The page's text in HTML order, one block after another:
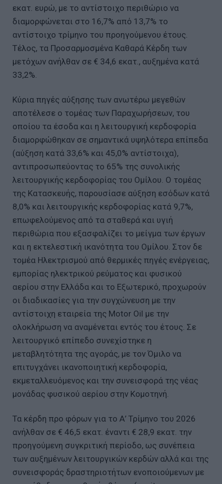
εκατ. ευρώ, με το αντίστοιχο περιθώριο να
διαμορφώνεται στο 16,7% από 13,7% το
αντίστοιχο τρίμηνο του προηγούμενου έτους.
Τέλος, τα Προσαρμοσμένα Καθαρά Κέρδη των
μετόχων ανήλθαν σε € 34,6 εκατ., αυξημένα κατά
33,2%.
Κύρια πηγές αύξησης των ανωτέρω μεγεθών
αποτέλεσε ο τομέας των Παραχωρήσεων, του
οποίου τα έσοδα και η λειτουργική κερδοφορία
διαμορφώθηκαν σε σημαντικά υψηλότερα επίπεδα
(αύξηση κατά 33,6% και 45,0% αντίστοιχα),
αντιπροσωπεύοντας το 65% της συνολικής
λειτουργικής κερδοφορίας του Ομίλου. Ο τομέας
της Κατασκευής, παρουσίασε αύξηση εσόδων κατά
8,0% και λειτουργικής κερδοφορίας κατά 9,7%,
επωφελούμενος από τα σταθερά και υγιή
περιθώρια που εξασφαλίζει το μείγμα των έργων
και η εκτελεστική ικανότητα του Ομίλου. Στον δε
τομέα Ηλεκτρισμού από θερμικές πηγές ενέργειας,
εμπορίας ηλεκτρικού ρεύματος και φυσικού
αερίου στην Ελλάδα και το Εξωτερικό, προχωρούν
οι διαδικασίες για την συγχώνευση με την
αντίστοιχη εταιρεία της Motor Oil με την
ολοκλήρωση να αναμένεται εντός του έτους. Σε
λειτουργικό επίπεδο συνεχίστηκε η
μεταβλητότητα της αγοράς, με τον Όμιλο να
επιτυγχάνει ικανοποιητική κερδοφορία,
εκμεταλλευόμενος και την συνεισφορά της νέας
μονάδας φυσικού αερίου στην Κομοτηνή.
Τα κέρδη προ φόρων για το Α’ Τρίμηνο του 2026
ανήλθαν σε € 46,5 εκατ. έναντι € 28,9 εκατ. την
προηγούμενη συγκριτική περίοδο, ως συνέπεια
των αυξημένων λειτουργικών κερδών αλλά και της
συνεισφοράς δραστηριοτήτων ενοποιούμενων με